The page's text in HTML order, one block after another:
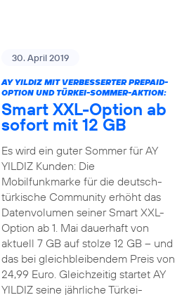
30. April 2019
AY YILDIZ MIT VERBESSERTER PREPAID-
OPTION UND TÜRKEI-SOMMER-AKTION:
Smart XXL-Option ab
sofort mit 12 GB
Es wird ein guter Sommer für AY
YILDIZ Kunden: Die
Mobilfunkmarke für die deutsch-
türkische Community erhöht das
Datenvolumen seiner Smart XXL-
Option ab 1. Mai dauerhaft von
aktuell 7 GB auf stolze 12 GB – und
das bei gleichbleibendem Preis von
24,99 Euro. Gleichzeitig startet AY
YILDIZ seine jährliche Türkei-